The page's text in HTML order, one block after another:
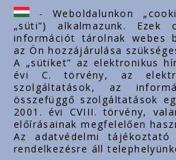
ertekesites@styron.hu
export@styron.hu
www.styron.hu
Важные ссылки
О нас
Документы
- Weboldalunkon
„süti”) alkalmazunk. Ezek
információt tárolnak webes
az Ön hozzájárulása
A „sütiket” az elektronikus
évi C. törvény, az
szolgáltatások, az
összefüggő szolgáltatások
2001. évi CVIII. törvény,
előírásainak megfelelően
Az adatvédelmi tájékoztató
rendelkezésre áll